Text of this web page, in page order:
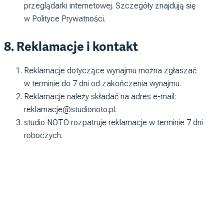
przeglądarki internetowej. Szczegóły znajdują się
w Polityce Prywatności.
8. Reklamacje i kontakt
Reklamacje dotyczące wynajmu można zgłaszać
w terminie do 7 dni od zakończenia wynajmu.
Reklamacje należy składać na adres e-mail:
reklamacje@studionoto.pl.
studio NOTO rozpatruje reklamacje w terminie 7 dni
roboczych.